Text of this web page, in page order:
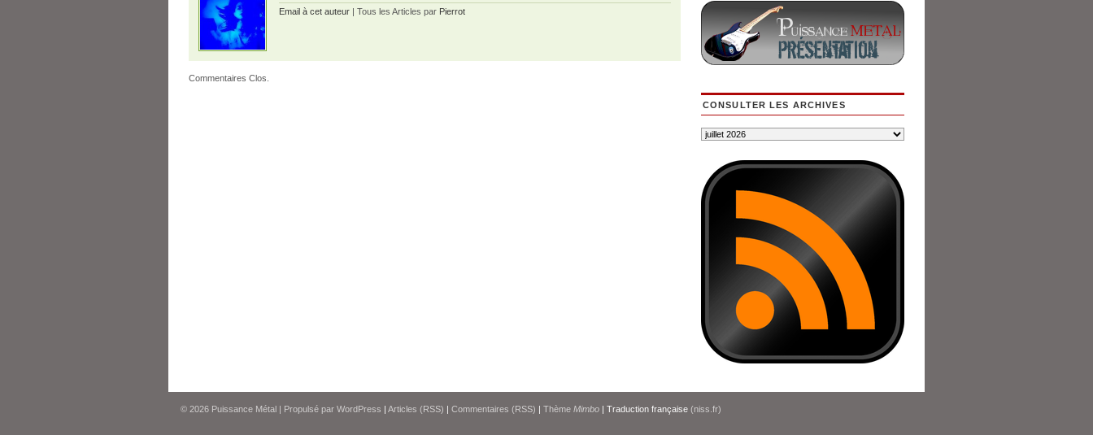
Email à cet auteur | Tous les Articles par Pierrot
Commentaires Clos.
CONSULTER LES ARCHIVES
© 2026 Puissance Métal | Propulsé par WordPress | Articles (RSS) | Commentaires (RSS) | Thème Mimbo | Traduction française (niss.fr)